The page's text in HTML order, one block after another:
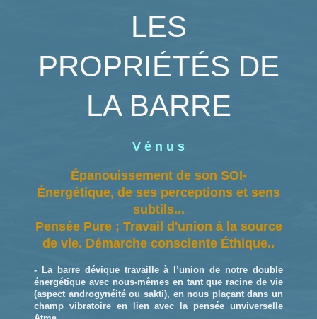
LES
PROPRIÉTÉS DE
LA BARRE
V é n u s
Épanouissement de son SOI-
Énergétique, de ses perceptions et sens
subtils...
Pensée Pure ; Travail d'union à la source
de vie. Démarche consciente Éthique..
- La barre dévique travaille à l’union de notre double
énergétique avec nous-mêmes en tant que racine de vie
(aspect androgynéité ou sakti), en nous plaçant dans un
champ vibratoire en lien avec la pensée unviverselle